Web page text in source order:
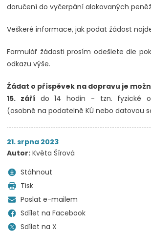
doručení do vyčerpání alokovaných
Veškeré informace, jak podat žádost
Formulář žádosti prosím odešlete dle
odkazu výše.
Žádat o příspěvek na dopravu je
15. září do 14 hodin - tzn. fyzické
(osobně na podatelně KÚ nebo datovou
21. srpna 2023
Autor: Květa Šírová
Stáhnout
Tisk
Poslat e-mailem
Sdílet na Facebook
Sdílet na X